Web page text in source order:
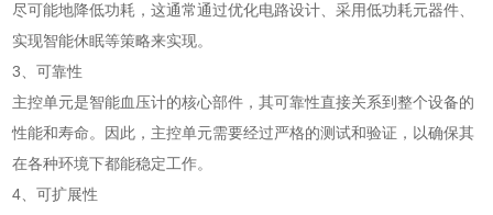
尽可能地降低功耗，这通常通过优化电路设计、采用低功耗元器件、
实现智能休眠等策略来实现。
3、可靠性
主控单元是智能血压计的核心部件，其可靠性直接关系到整个设备的
性能和寿命。因此，主控单元需要经过严格的测试和验证，以确保其
在各种环境下都能稳定工作。
4、可扩展性